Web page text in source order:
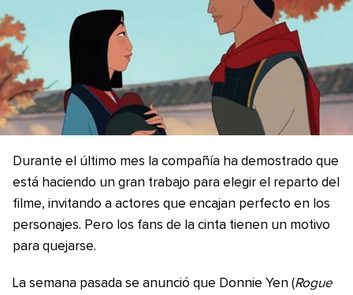
Durante el último mes la compañía ha demostrado que
está haciendo un gran trabajo para elegir el reparto del
filme, invitando a actores que encajan perfecto en los
personajes. Pero los fans de la cinta tienen un motivo
para quejarse.
La semana pasada se anunció que Donnie Yen (Rogue